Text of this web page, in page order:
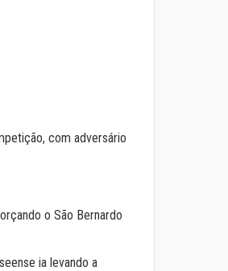
com adversário
o São Bernardo
ia levando a